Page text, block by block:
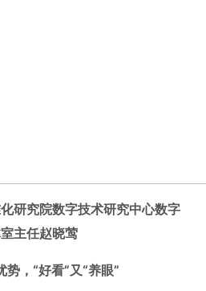
研究院数字技术研究中心数字
主任赵晓莺
势，“好看”又“养眼”